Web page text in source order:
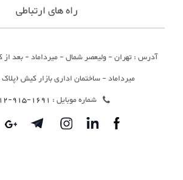
راه های ارتباطی
آدرس : تهران - ولیعصر شمال - میرداماد - بعد از
میرداماد - ساختمان اداری بازار کیش (پلاک 436) طبقه 4
شماره موبایل : 1691-915-0912